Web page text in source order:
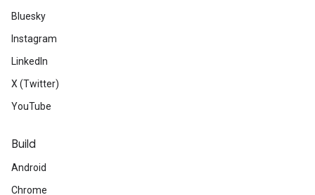
Bluesky
Instagram
LinkedIn
X (Twitter)
YouTube
Build
Android
Chrome